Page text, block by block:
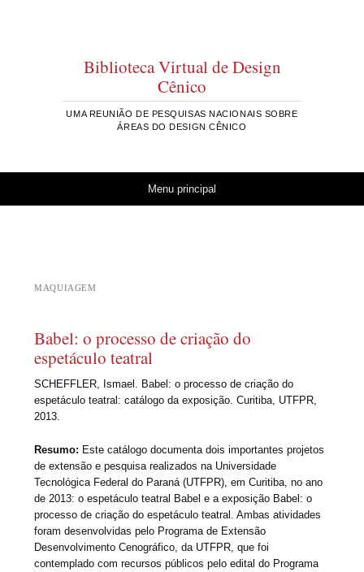
Biblioteca Virtual de Design
Cênico
UMA REUNIÃO DE PESQUISAS NACIONAIS SOBRE
ÁREAS DO DESIGN CÊNICO
Menu principal
MAQUIAGEM
Babel: o processo de criação do
espetáculo teatral
SCHEFFLER, Ismael. Babel: o processo de criação do
espetáculo teatral: catálogo da exposição. Curitiba, UTFPR,
2013.
Resumo: Este catálogo documenta dois importantes projetos
de extensão e pesquisa realizados na Universidade
Tecnológica Federal do Paraná (UTFPR), em Curitiba, no ano
de 2013: o espetáculo teatral Babel e a exposição Babel: o
processo de criação do espetáculo teatral. Ambas atividades
foram desenvolvidas pelo Programa de Extensão
Desenvolvimento Cenográfico, da UTFPR, que foi
contemplado com recursos públicos pelo edital do Programa